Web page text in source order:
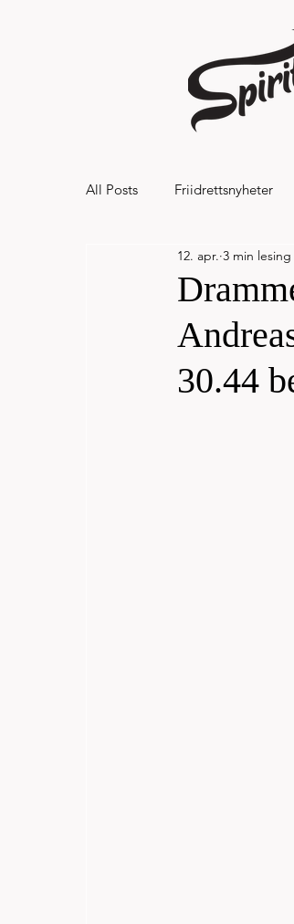
All Posts Friidrettsnyheter
Hålandsvannet halvmaraton
30.44
12. apr. 3 min lesing